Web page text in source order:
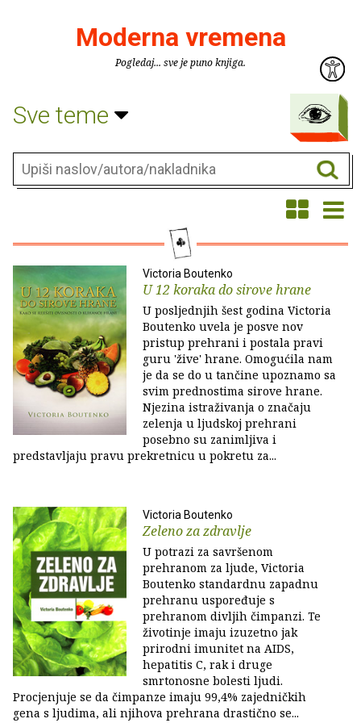
Moderna vremena
Pogledaj... sve je puno knjiga.
Sve teme
Victoria Boutenko
U 12 koraka do sirove hrane
U posljednjih šest godina Victoria
Boutenko uvela je posve nov
pristup prehrani i postala pravi
guru 'žive' hrane. Omogućila nam
je da se do u tančine upoznamo sa
svim prednostima sirove hrane.
Njezina istraživanja o značaju
zelenja u ljudskoj prehrani
posebno su zanimljiva i
predstavljaju pravu prekretnicu u pokretu za...
Victoria Boutenko
Zeleno za zdravlje
U potrazi za savršenom
prehranom za ljude, Victoria
Boutenko standardnu zapadnu
prehranu uspoređuje s
prehranom divljih čimpanzi. Te
životinje imaju izuzetno jak
prirodni imunitet na AIDS,
hepatitis C, rak i druge
smrtonosne bolesti ljudi.
Procjenjuje se da čimpanze imaju 99,4% zajedničkih
gena s ljudima, ali njihova prehrana drastično se...